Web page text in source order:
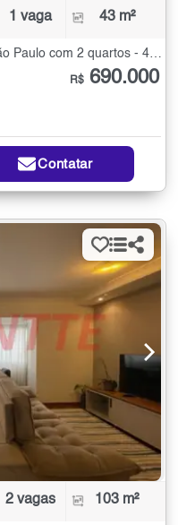
1 vaga 43 m²
Apartamento à Venda no Jardim São Paulo com 2 quartos - 43 m²
R$ 690.000
Contatar
2 vagas 103 m²